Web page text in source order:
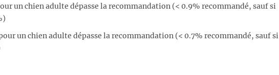
un chien adulte dépasse la recommandation (< 0.9% recommandé, sauf si
un chien adulte dépasse la recommandation (< 0.7% recommandé, sauf si